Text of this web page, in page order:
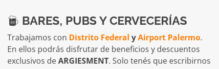
BARES, PUBS Y CERVECERÍAS
Trabajamos con Distrito Federal yAirport Palermo.
En ellos podrás disfrutar de beneficios y descuentos
exclusivos deARGIESMENT. Solo tenés que escribirnos